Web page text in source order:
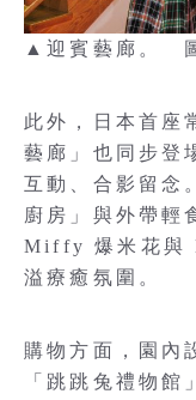
▲迎賓藝廊。
此外，日本首
藝廊」也同步
互動、合影留念
廚房」與外帶輕
Miffy 爆米花與
溢療癒氛圍。
購物方面，園
「跳跳兔禮物